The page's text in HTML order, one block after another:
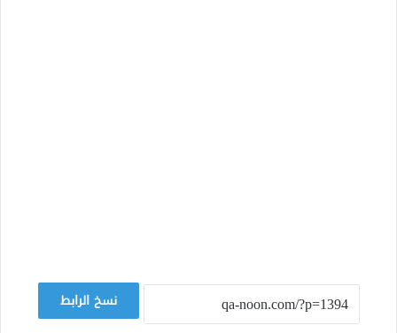
نسخ الرابط